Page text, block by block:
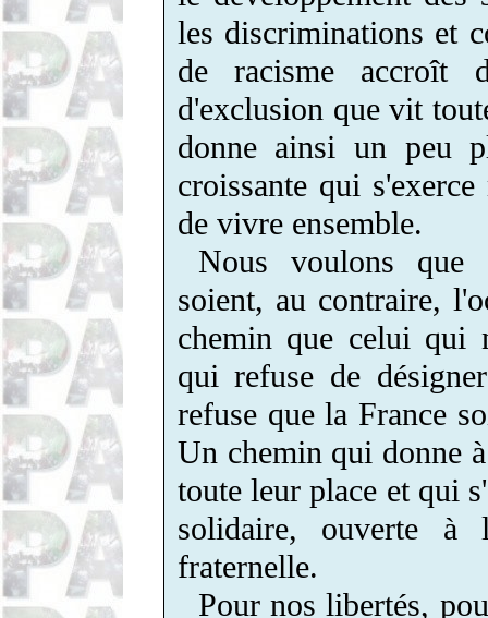
les discriminations et
de racisme accroît
d'exclusion que vit
donne ainsi un peu
croissante qui
de vivre ensemble.
Nous voulons que
soient, au contraire,
chemin que celui qui
qui refuse de
refuse que la France
Un chemin qui donne
toute leur place et qui
solidaire, ouverte à
fraternelle.
Pour nos libertés,